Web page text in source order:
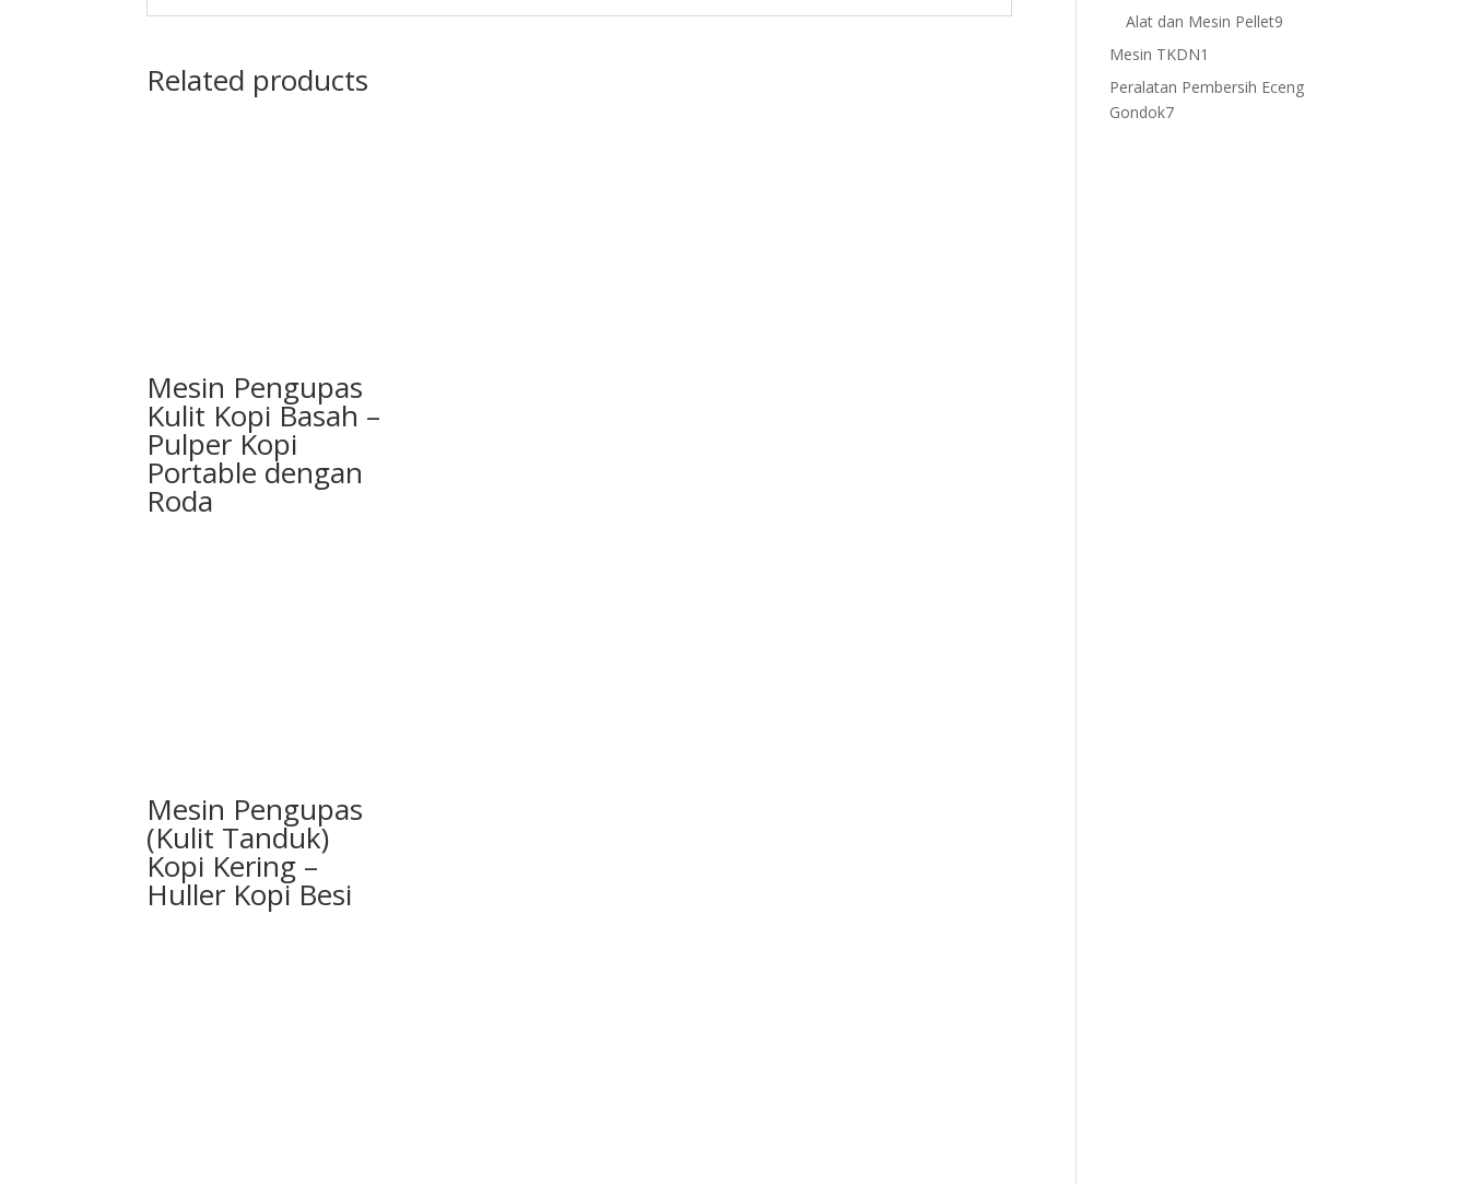
Related products
Mesin Pengupas
Kulit Kopi Basah –
Pulper Kopi
Portable dengan
Roda
Mesin Pengupas
(Kulit Tanduk)
Kopi Kering –
Huller Kopi Besi
Alat dan Mesin Pellet9
Mesin TKDN1
product
Peralatan Pembersih Eceng
Gondok77